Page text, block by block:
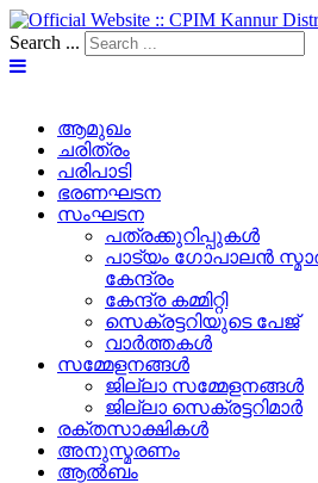
Search ...
ആമുഖം
ചരിത്രം
പരിപാടി
ഭരണഘടന
സംഘടന
പത്രക്കുറിപ്പുകള്‍
പാട്യം ഗോപാലൻ
കേന്ദ്രം
കേന്ദ്ര കമ്മിറ്റി
സെക്രട്ടറിയുടെ പേജ്‌
വാർത്തകൾ
സമ്മേളനങ്ങൾ
ജില്ലാ സമ്മേളനങ്ങൾ
ജില്ലാ സെക്രട്ടറിമാർ
രക്തസാക്ഷികൾ
അനുസ്മരണം
ആൽബം